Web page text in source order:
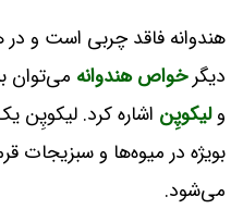
دیگرخواص هندوانه می‌توان
ولیکوپِن اشاره کرد.
بویژه در میوه‌ها و سبزیجات
می‌شود.